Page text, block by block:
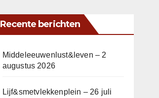
Recente berichten
Middeleeuwenlust&leven – 2
augustus 2026
Lijf&smetvlekkenplein – 26 juli